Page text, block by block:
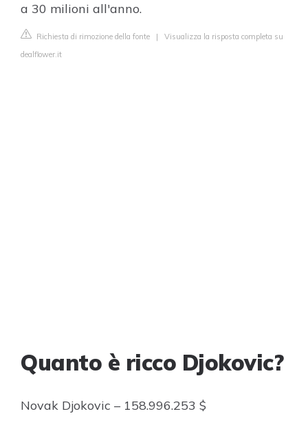
a 30 milioni all'anno.
Richiesta di rimozione della fonte | Visualizza la risposta completa su
dealflower.it
Quanto è ricco Djokovic?
Novak Djokovic – 158.996.253 $